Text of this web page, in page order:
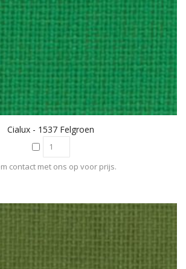
Cialux - 1537 Felgroen
contact met ons op voor prijs.